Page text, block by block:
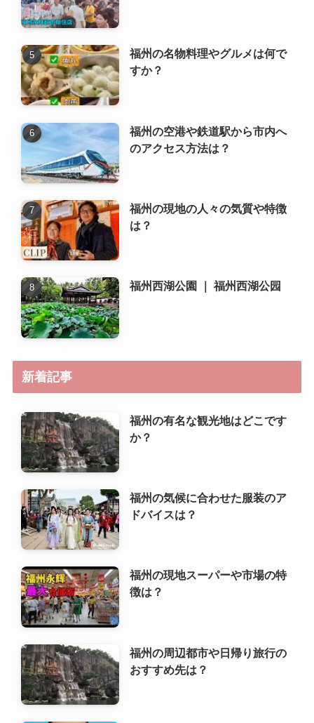
福州の名物料理やグルメは何で
すか？
福州の空港や鉄道駅から市内へ
のアクセス方法は？
福州の現地の人々の気質や特徴
は？
福州西湖公園 ｜ 福州西湖公园
新着記事
福州の有名な観光地はどこです
か？
福州の気候に合わせた服装のア
ドバイスは？
福州の現地スーパーや市場の特
徴は？
福州の周辺都市や日帰り旅行の
おすすめ先は？